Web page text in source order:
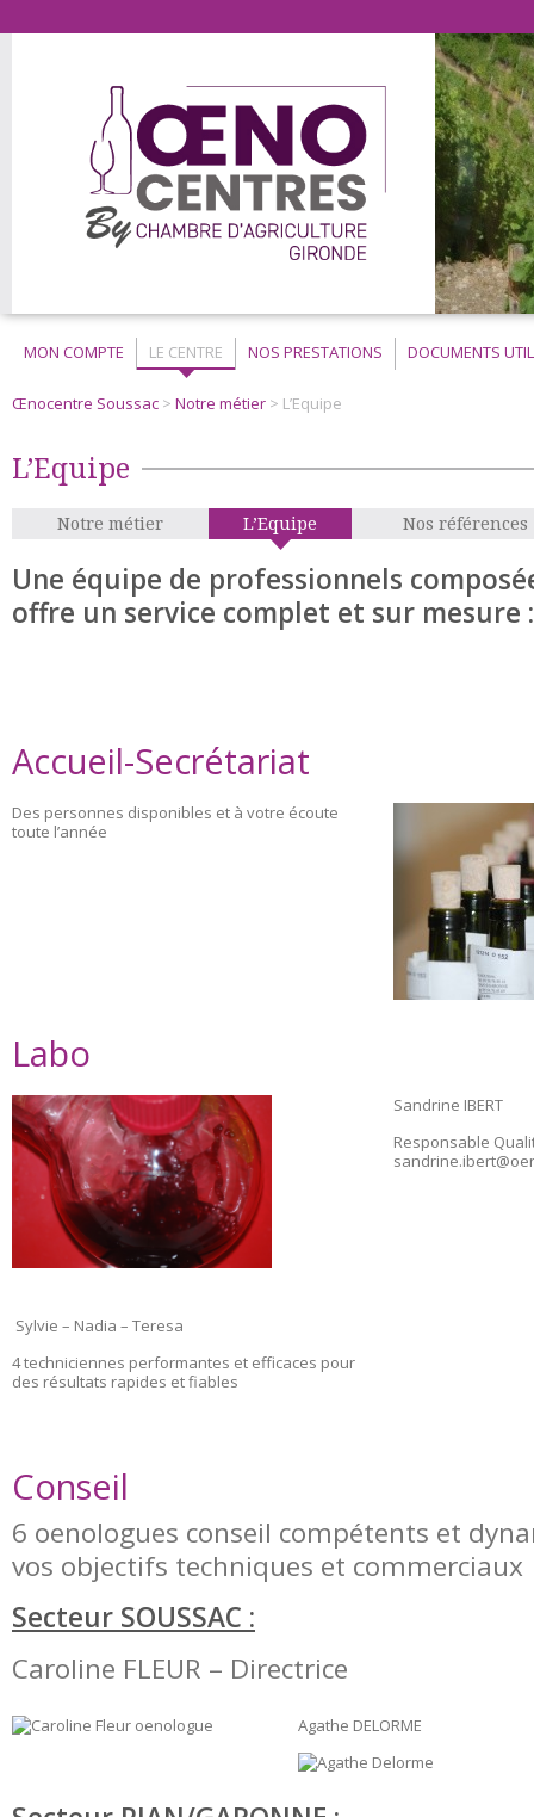
MON COMPTE LE CENTRE NOS PRESTATIONS DOCUMENTS
Œnocentre Soussac > Notre métier > L’Equipe
L’Equipe
Notre métier L’Equipe Nos références
Une équipe de professionnels
offre un service complet et sur mesure :
Accueil-Secrétariat
Des personnes disponibles et à votre écoute
toute l’année
Labo
Sandrine IBERT
Responsable
Sylvie – Nadia – Teresa
4 techniciennes performantes et efficaces pour
des résultats rapides et fiables
Conseil
6 oenologues conseil compétents et
vos objectifs techniques et commerciaux
Secteur SOUSSAC :
Caroline FLEUR – Directrice
Agathe DELORME